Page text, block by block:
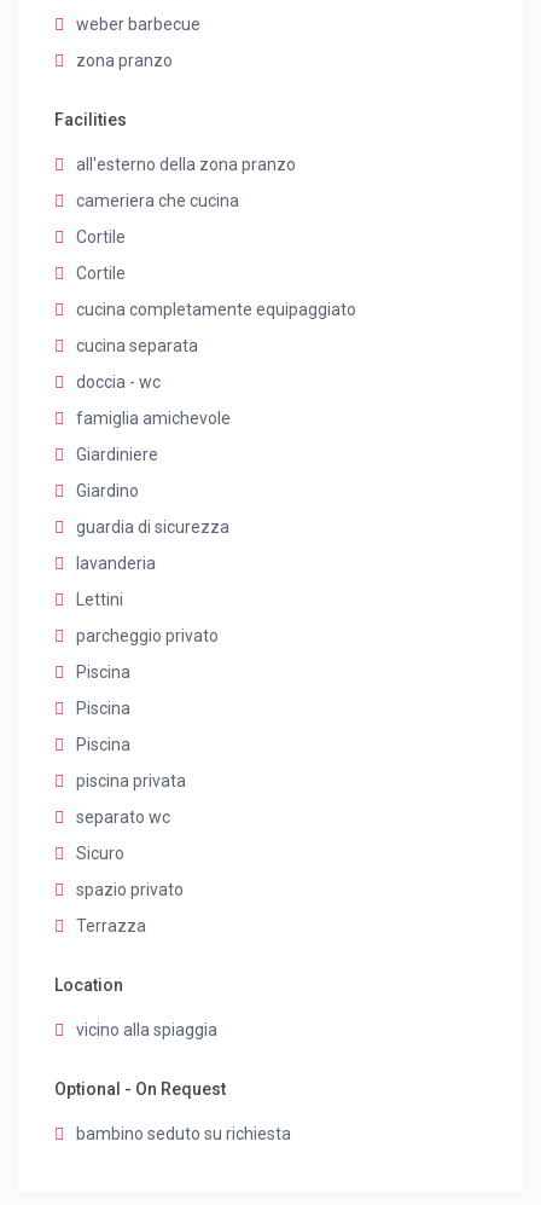
weber barbecue
zona pranzo
Facilities
all'esterno della zona pranzo
cameriera che cucina
Cortile
Cortile
cucina completamente equipaggiato
cucina separata
doccia - wc
famiglia amichevole
Giardiniere
Giardino
guardia di sicurezza
lavanderia
Lettini
parcheggio privato
Piscina
Piscina
Piscina
piscina privata
separato wc
Sicuro
spazio privato
Terrazza
Location
vicino alla spiaggia
Optional - On Request
bambino seduto su richiesta